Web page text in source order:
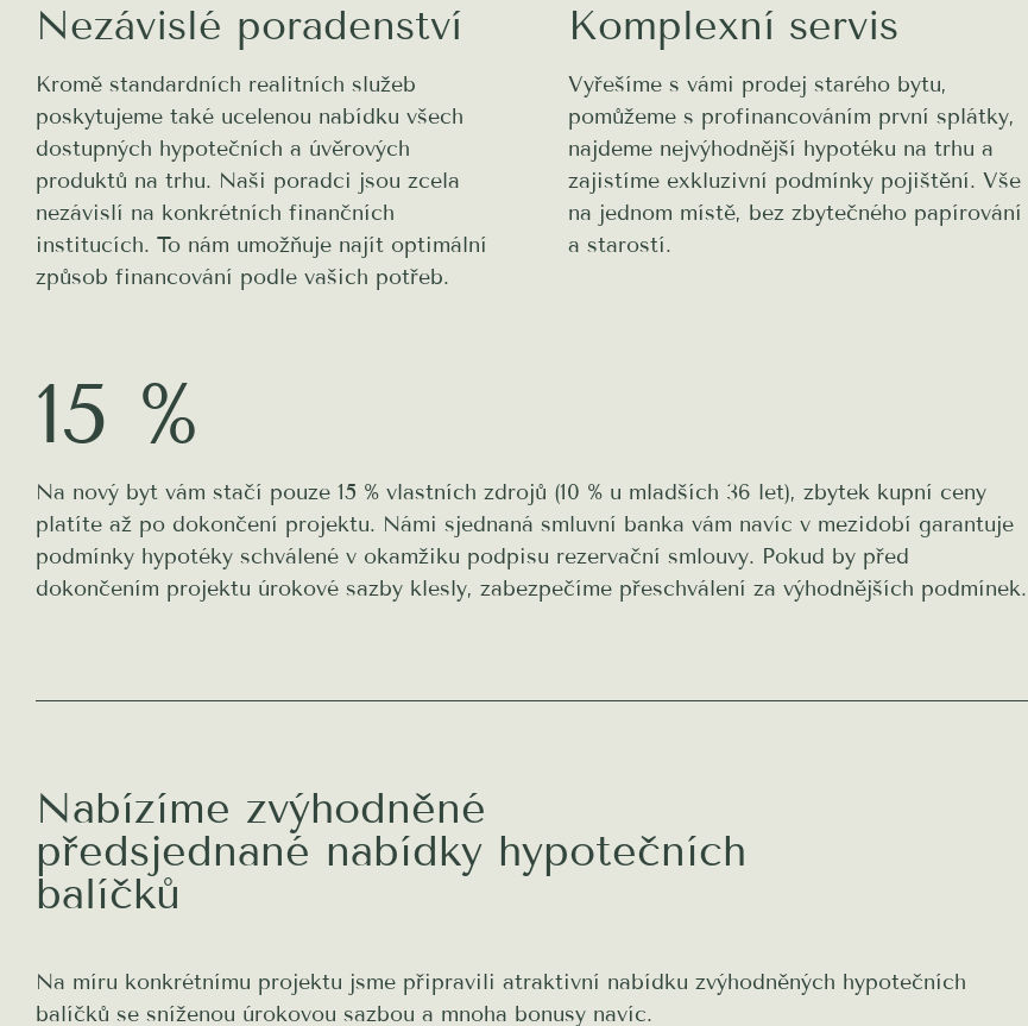
Nezávislé poradenství
Kromě standardních realitních služeb
poskytujeme také ucelenou nabídku všech
dostupných hypotečních a úvěrových
produktů na trhu. Naši poradci jsou zcela
nezávislí na konkrétních finančních
institucích. To nám umožňuje najít optimální
způsob financování podle vašich potřeb.
Komplexní servis
Vyřešíme s vámi prodej starého bytu,
pomůžeme s profinancováním první splátky,
najdeme nejvýhodnější hypotéku na trhu a
zajistíme exkluzivní podmínky pojištění. Vše
na jednom místě, bez zbytečného papírování
a starostí.
15 %
Na nový byt vám stačí pouze 15 % vlastních zdrojů (10 % u mladších 36 let), zbytek kupní ceny
platíte až po dokončení projektu. Námi sjednaná smluvní banka vám navíc v mezidobí garantuje
podmínky hypotéky schválené v okamžiku podpisu rezervační smlouvy. Pokud by před
dokončením projektu úrokové sazby klesly, zabezpečíme přeschválení za výhodnějších podmínek.
Nabízíme zvýhodněné
předsjednané nabídky hypotečních
balíčků
Na míru konkrétnímu projektu jsme připravili atraktivní nabídku zvýhodněných hypotečních
balíčků se sníženou úrokovou sazbou a mnoha bonusy navíc.